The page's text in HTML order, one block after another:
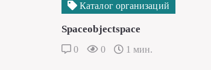
Каталог организаций
Spaceobjectspace
0 0 1 мин.